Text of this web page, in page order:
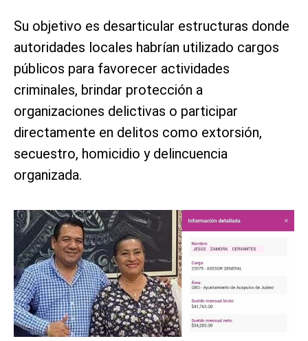
Su objetivo es desarticular estructuras donde
autoridades locales habrían utilizado cargos
públicos para favorecer actividades
criminales, brindar protección a
organizaciones delictivas o participar
directamente en delitos como extorsión,
secuestro, homicidio y delincuencia
organizada.